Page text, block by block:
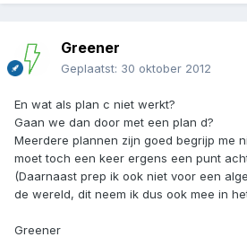
Greener
Geplaatst: 30 oktober 2012
En wat als plan c niet werkt?
Gaan we dan door met een plan d?
Meerdere plannen zijn goed begrijp me
moet toch een keer ergens een punt
(Daarnaast prep ik ook niet voor een
de wereld, dit neem ik dus ook mee in
Greener